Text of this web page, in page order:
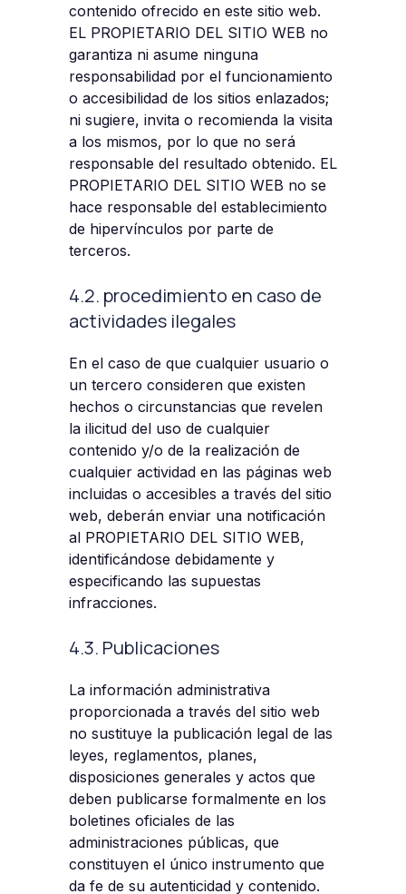
contenido ofrecido en este sitio web.
EL PROPIETARIO DEL SITIO WEB no
garantiza ni asume ninguna
responsabilidad por el funcionamiento
o accesibilidad de los sitios enlazados;
ni sugiere, invita o recomienda la visita
a los mismos, por lo que no será
responsable del resultado obtenido. EL
PROPIETARIO DEL SITIO WEB no se
hace responsable del establecimiento
de hipervínculos por parte de
terceros.
4.2. procedimiento en caso de
actividades ilegales
En el caso de que cualquier usuario o
un tercero consideren que existen
hechos o circunstancias que revelen
la ilicitud del uso de cualquier
contenido y/o de la realización de
cualquier actividad en las páginas web
incluidas o accesibles a través del sitio
web, deberán enviar una notificación
al PROPIETARIO DEL SITIO WEB,
identificándose debidamente y
especificando las supuestas
infracciones.
4.3. Publicaciones
La información administrativa
proporcionada a través del sitio web
no sustituye la publicación legal de las
leyes, reglamentos, planes,
disposiciones generales y actos que
deben publicarse formalmente en los
boletines oficiales de las
administraciones públicas, que
constituyen el único instrumento que
da fe de su autenticidad y contenido.